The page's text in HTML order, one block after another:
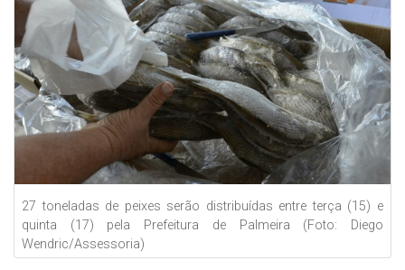
27 toneladas de peixes serão distribuídas entre terça (15) e
quinta (17) pela Prefeitura de Palmeira (Foto: Diego
Wendric/Assessoria)